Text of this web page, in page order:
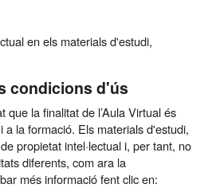
en els materials d'estudi,
condicions d'ús
que la finalitat de l’Aula Virtual és
la formació. Els materials d'estudi,
propietat intel·lectual i, per tant, no
diferents, com ara la
més informació fent clic en: